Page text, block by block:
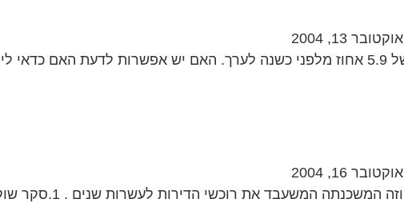
אוקטובר 13, 2004
יש לי משכנתא צמודה בריבית קבועה של 5.9 אחוז מלפני כשנה לערך. האם יש אפשרות לדעת
אוקטובר 16, 2004
להלן מספר טיפים לפני החתימה